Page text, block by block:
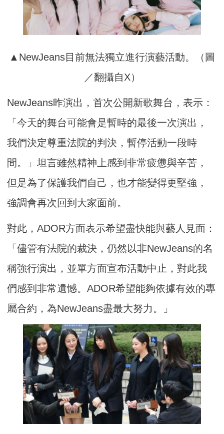
▲NewJeans目前無法獨立進行演藝活動。（圖
／翻攝自X）
NewJeans昨演出，首次公開新歌舞台，表示：
「今天的舞台可能會是暫時的最後一次演出，
我們決定尊重法院的判決，暫停活動一段時
間。」坦言雖然精神上感到非常疲憊與辛苦，
但是為了保護我們自己，也才能變得更堅強，
強調會再次回到大家面前。
對此，ADOR方面表示希望盡快能與藝人見面：
「儘管有法院的裁決，仍然以非NewJeans的名
稱強行演出，並單方面宣布活動中止，對此我
們感到非常遺憾。ADOR希望能夠依據有效的專
屬合約，為NewJeans盡最大努力。」